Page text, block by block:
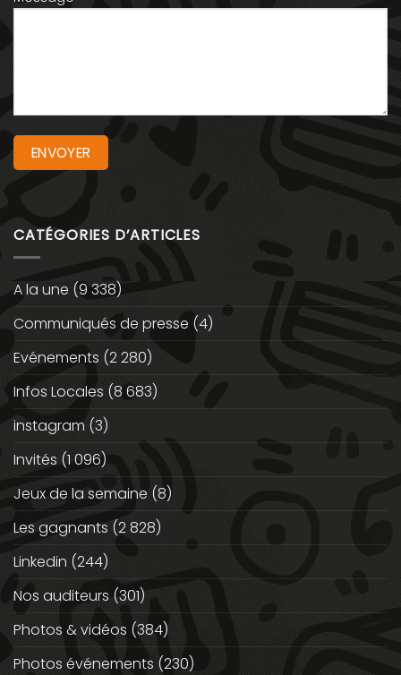
CATÉGORIES D’ARTICLES
A la une (9 338)
Communiqués de presse (4)
Evénements (2 280)
Infos Locales (8 683)
instagram (3)
Invités (1 096)
Jeux de la semaine (8)
Les gagnants (2 828)
Linkedin (244)
Nos auditeurs (301)
Photos & vidéos (384)
Photos événements (230)